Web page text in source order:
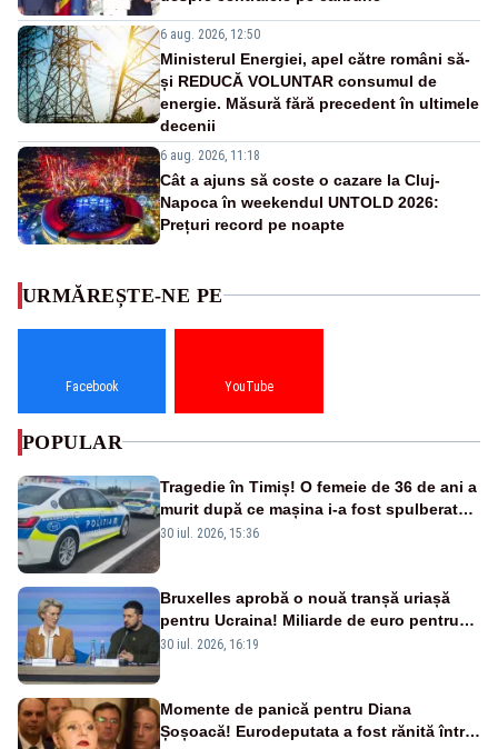
6 aug. 2026, 12:50
Ministerul Energiei, apel către români să-
și REDUCĂ VOLUNTAR consumul de
energie. Măsură fără precedent în ultimele
decenii
6 aug. 2026, 11:18
Cât a ajuns să coste o cazare la Cluj-
Napoca în weekendul UNTOLD 2026:
Prețuri record pe noapte
URMĂREȘTE-NE PE
Facebook YouTube
POPULAR
Tragedie în Timiș! O femeie de 36 de ani a
murit după ce mașina i-a fost spulberată
de tren
30 iul. 2026, 15:36
Bruxelles aprobă o nouă tranșă uriașă
pentru Ucraina! Miliarde de euro pentru
armament și apărare
30 iul. 2026, 16:19
Momente de panică pentru Diana
Șoșoacă! Eurodeputata a fost rănită într-